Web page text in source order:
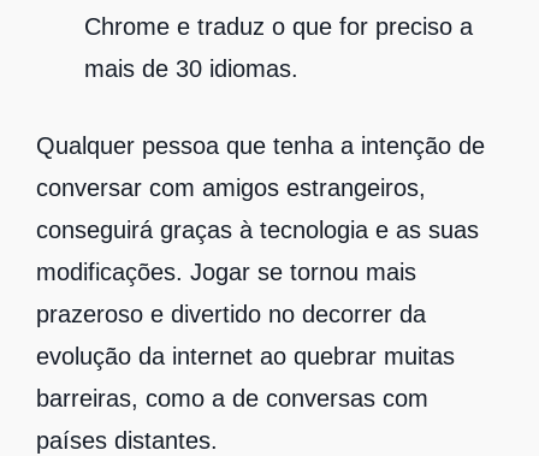
Chrome e traduz o que for preciso a
mais de 30 idiomas.
Qualquer pessoa que tenha a intenção de
conversar com amigos estrangeiros,
conseguirá graças à tecnologia e as suas
modificações. Jogar se tornou mais
prazeroso e divertido no decorrer da
evolução da internet ao quebrar muitas
barreiras, como a de conversas com
países distantes.